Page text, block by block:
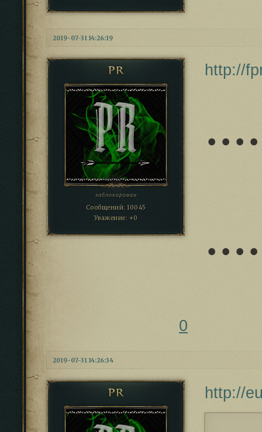
2019-07-31 14:26:19
PR
заблокирован
Сообщений: 10045
Уважение: +0
http://
● ● ●
● ● ●
0
2019-07-31 14:26:34
PR http://